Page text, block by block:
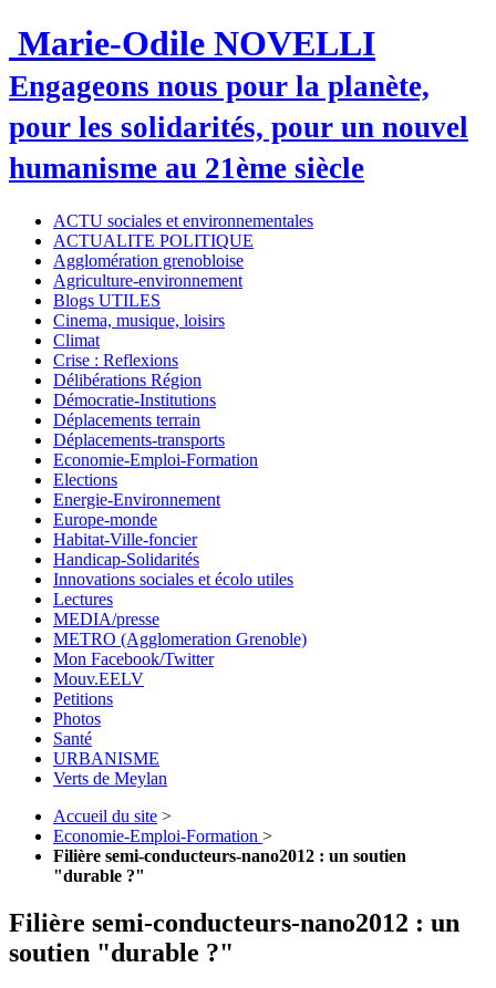
Marie-Odile NOVELLI
Engageons nous pour la planète,
pour les solidarités, pour un nouvel
humanisme au 21ème siècle
ACTU sociales et environnementales
ACTUALITE POLITIQUE
Agglomération grenobloise
Agriculture-environnement
Blogs UTILES
Cinema, musique, loisirs
Climat
Crise : Reflexions
Délibérations Région
Démocratie-Institutions
Déplacements terrain
Déplacements-transports
Economie-Emploi-Formation
Elections
Energie-Environnement
Europe-monde
Habitat-Ville-foncier
Handicap-Solidarités
Innovations sociales et écolo utiles
Lectures
MEDIA/presse
METRO (Agglomeration Grenoble)
Mon Facebook/Twitter
Mouv.EELV
Petitions
Photos
Santé
URBANISME
Verts de Meylan
Accueil du site >
Economie-Emploi-Formation >
Filière semi-conducteurs-nano2012 : un soutien
"durable ?"
Filière semi-conducteurs-nano2012 : un
soutien "durable ?"